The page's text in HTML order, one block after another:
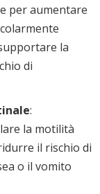
per aumentare
la
di
:
la motilità
il rischio di
o il vomito